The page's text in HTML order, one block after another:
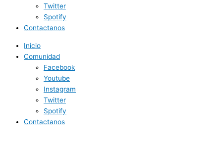
Twitter
Spotify
Contactanos
Inicio
Comunidad
Facebook
Youtube
Instagram
Twitter
Spotify
Contactanos